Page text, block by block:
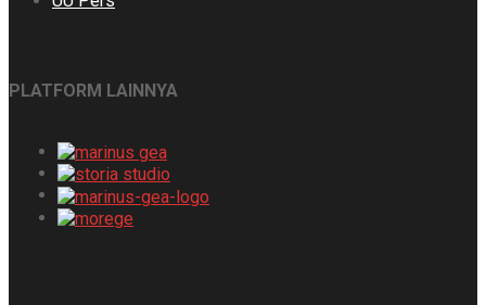
PLATFORM LAINNYA